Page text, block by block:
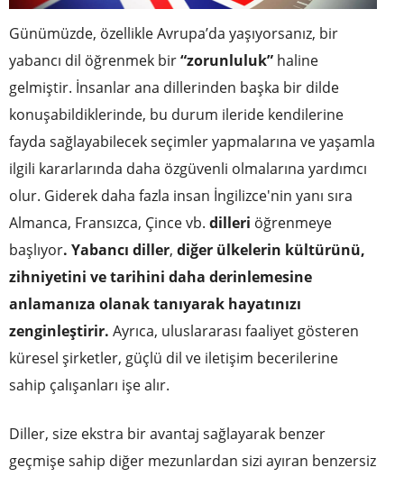
Günümüzde, özellikle Avrupa’da yaşıyorsanız, bir
yabancı dil öğrenmek bir“zorunluluk” haline
gelmiştir. İnsanlar ana dillerinden başka bir dilde
konuşabildiklerinde, bu durum ileride kendilerine
fayda sağlayabilecek seçimler yapmalarına ve yaşamla
ilgili kararlarında daha özgüvenli olmalarına yardımcı
olur. Giderek daha fazla insan İngilizce'nin yanı sıra
Almanca, Fransızca, Çince vb. dilleri öğrenmeye
başlıyor. Yabancı diller, diğer ülkelerin kültürünü,
zihniyetini ve tarihini daha derinlemesine
anlamanıza olanak tanıyarak hayatınızı
zenginleştirir. Ayrıca, uluslararası faaliyet gösteren
küresel şirketler, güçlü dil ve iletişim becerilerine
sahip çalışanları işe alır.
Diller, size ekstra bir avantaj sağlayarak benzer
geçmişe sahip diğer mezunlardan sizi ayıran benzersiz